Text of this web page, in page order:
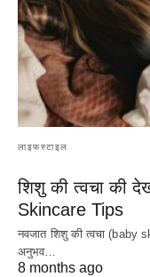
लाइफस्टाइल
शिशु की त्वचा की
Skincare Tips
नवजात शिशु की त्वचा (baby
अनुभव…
8 months ago